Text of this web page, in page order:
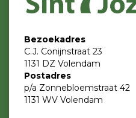
Bezoekadres
C.J. Conijnstraat 23
1131 DZ Volendam
Postadres
p/a Zonnebloemstraat 42
1131 WV Volendam